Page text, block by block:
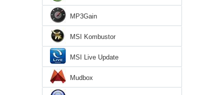
MP3Gain
MSI Kombustor
MSI Live Update
Mudbox